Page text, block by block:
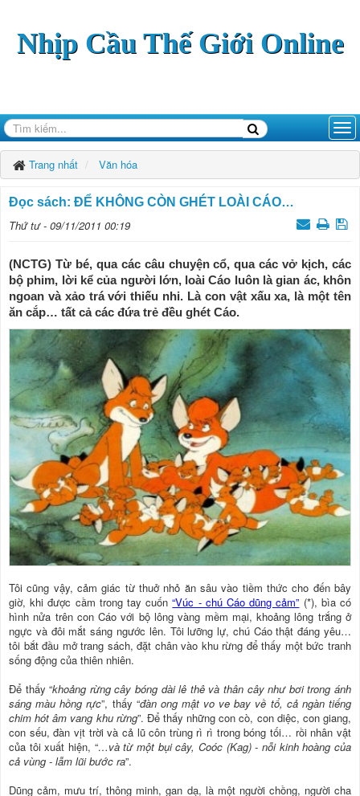
Nhịp Cầu Thế Giới Online
Trang nhất Văn hóa
Ðọc sách: ÐỂ KHÔNG CÒN GHÉT LOÀI CÁO…
Thứ tư - 09/11/2011 00:19
(NCTG) Từ bé, qua các câu chuyện cổ, qua các vở kịch, các
bộ phim, lời kể của người lớn, loài Cáo luôn là gian ác, khôn
ngoan và xảo trá với thiếu nhi. Là con vật xấu xa, là một tên
ăn cắp… tất cả các đứa trẻ đều ghét Cáo.
Tôi cũng vậy, cảm giác từ thuở nhỏ ăn sâu vào tiềm thức cho đến bây
giờ, khi được cầm trong tay cuốn“Vúc - chú Cáo dũng cảm” (*), bìa có
hình nửa trên con Cáo với bộ lông vàng mềm mại, khoảng lông trắng ở
ngực và đôi mắt sáng ngước lên. Tôi lưỡng lự, chú Cáo thật đáng yêu…
tôi bắt đầu mở trang sách, đặt chân vào khu rừng để thấy một bức tranh
sống động của thiên nhiên.
Ðể thấy “khoảng rừng cây bóng dài lê thê và thân cây như bơi trong ánh
sáng màu hồng rực”, thấy “đàn ong mật vo ve bay về tổ, cả ngàn tiếng
chim hót âm vang khu rừng”. Ðể thấy những con cò, con diệc, con giang,
con sếu, đàn vịt trời và cả lũ côn trùng rì rì trong bóng tối… rồi nhân vật
của tôi xuất hiện, “…và từ một bụi cây, Coóc (Kag) - nỗi kinh hoàng của
cả vùng - lẫm lũi bước ra”.
Dũng cảm, mưu trí, thông minh, gan dạ, là một người chồng, người cha